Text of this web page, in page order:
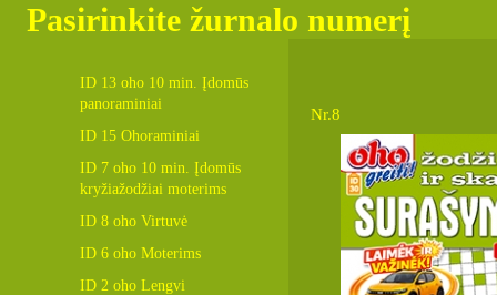
Pasirinkite žurnalo numerį
ID 13 oho 10 min. Įdomūs
panoraminiai
ID 15 Ohoraminiai
ID 7 oho 10 min. Įdomūs
kryžiažodžiai moterims
ID 8 oho Virtuvė
ID 6 oho Moterims
ID 2 oho Lengvi
Nr.8